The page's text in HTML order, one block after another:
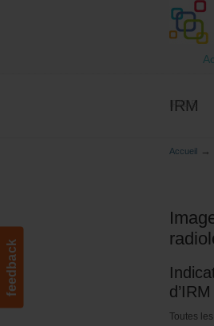
feedback
IPADE
IRM
Accueil →
Toutes